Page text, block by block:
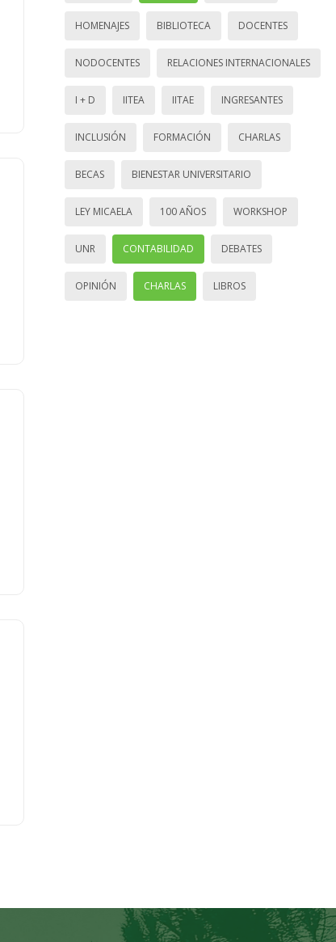
HOMENAJES BIBLIOTECA DOCENTES
NODOCENTES RELACIONES INTERNACIONALES
I + D IITEA IITAE INGRESANTES
INCLUSIÓN FORMACIÓN CHARLAS
BECAS BIENESTAR UNIVERSITARIO
LEY MICAELA 100 AÑOS WORKSHOP
UNR CONTABILIDAD DEBATES
OPINIÓN CHARLAS LIBROS